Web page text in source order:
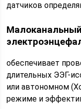
датчиков
обеспечивает
длительных ЭЭГ-
или автономном
режиме и